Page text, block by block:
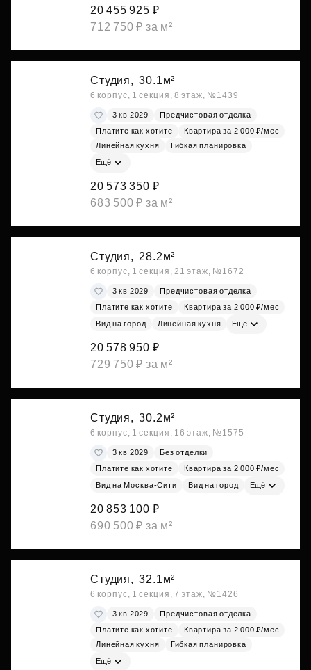
20 455 925 ₽
712 750 ₽ за м²
Студия, 30.1м²
6 корпус, 1 секция, 8 этаж, №1439
3 кв 2029
Предчистовая отделка
Платите как хотите
Квартира за 2 000 ₽/мес
Линейная кухня
Гибкая планировка
Ещё
20 573 350 ₽
683 500 ₽ за м²
Студия, 28.2м²
6 корпус, 1 секция, 21 этаж, №1672
3 кв 2029
Предчистовая отделка
Платите как хотите
Квартира за 2 000 ₽/мес
Вид на город Линейная кухня Ещё
20 578 950 ₽
729 750 ₽ за м²
Студия, 30.2м²
6 корпус, 1 секция, 16 этаж, №1575
3 кв 2029
Без отделки
Платите как хотите
Квартира за 2 000 ₽/мес
Вид на Москва-Сити Вид на город Ещё
20 853 100 ₽
690 500 ₽ за м²
Студия, 32.1м²
6 корпус, 1 секция, 7 этаж, №1426
3 кв 2029
Предчистовая отделка
Платите как хотите
Квартира за 2 000 ₽/мес
Линейная кухня
Гибкая планировка
Ещё